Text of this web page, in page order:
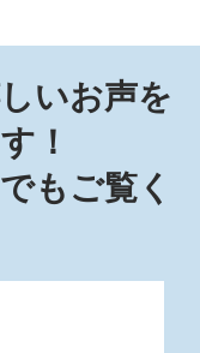
いお声を
！
もご覧く